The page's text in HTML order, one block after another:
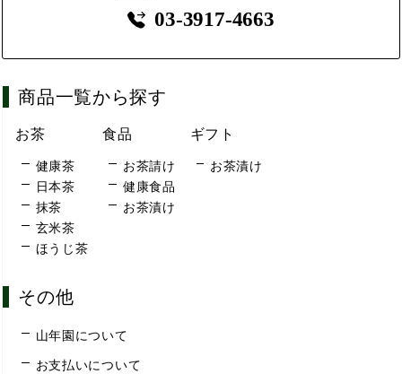
03-3917-4663
商品一覧から探す
お茶
健康茶
日本茶
抹茶
玄米茶
ほうじ茶
食品
お茶請け
健康食品
お茶漬け
ギフト
お茶漬け
その他
山年園について
お支払いについて